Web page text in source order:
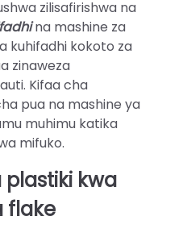
zilisafirishwa na
na mashine za
kuhifadhi kokoto za
zinaweza
Kifaa cha
pua na mashine ya
muhimu katika
mifuko.
plastiki kwa
flake